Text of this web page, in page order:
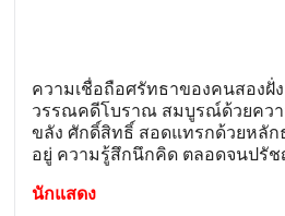
ความเชื่อถือศรัทธาของคนสองฝั่
วรรณคดีโบราณ สมบูรณ์ด้วยควา
ขลัง ศักดิ์สิทธิ์ สอดแทรกด้วยหลั
อยู่ ความรู้สึกนึกคิด ตลอดจนปรั
นักแสดง